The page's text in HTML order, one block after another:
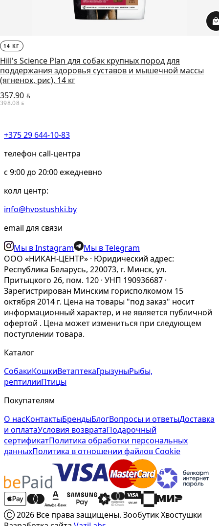
14 КГ
Hill's Science Plan для собак крупных пород для
поддержания здоровья суставов и мышечной массы
(ягненок, рис), 14 кг
357.90 BYN
398.08 BYN
+375 29 644-10-83
телефон call-центра
c 9:00 до 20:00 ежедневно
колл центр:
info@hvostushki.by
email для связи
Мы в Instagram
Мы в Telegram
ООО «НИКАН-ЦЕНТР» · Юридический адрес:
Республика Беларусь, 220073, г. Минск, ул.
Притыцкого 26, пом. 120 · УНП 190936687 ·
Зарегистрирован Минским горисполкомом 15
октября 2014 г. Цена на товары "под заказ" носит
информационный характер, и не является публичной
офертой . Цена может измениться при следующем
поступлении товара.
Каталог
СобакиКошкиВетаптекаГрызуныРыбы,
рептилииПтицы
Покупателям
О насКонтактыБрендыБлогВопросы и ответыДоставка
и оплатаУсловия возвратаПодарочный
сертификатПолитика обработки персональных
данныхПолитика в отношении файлов Cookie
Ⓒ 2026 Все права защищены. Зообутик Хвостушки